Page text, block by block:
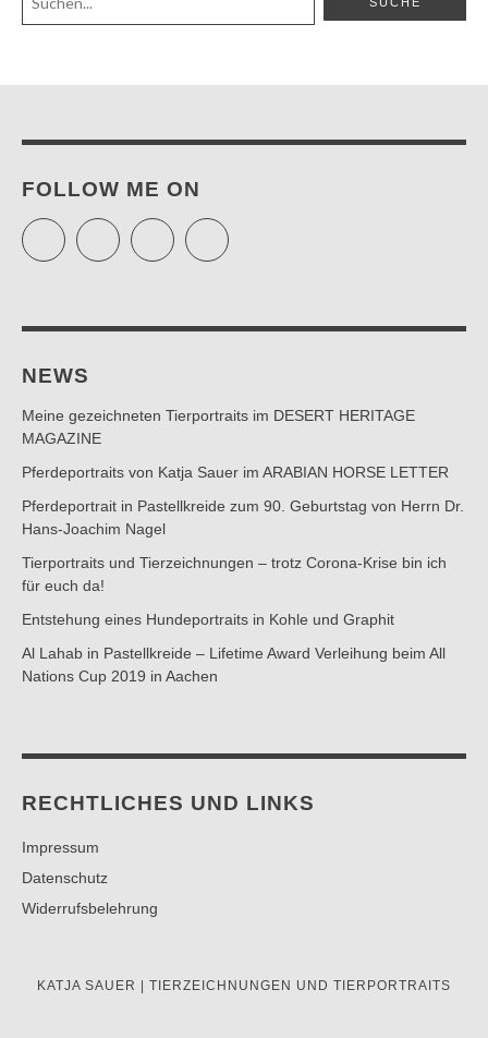
FOLLOW ME ON
Twitter FacebookInstagram
NEWS
Meine gezeichneten Tierportraits im DESERT HERITAGE
MAGAZINE
Pferdeportraits von Katja Sauer im ARABIAN HORSE LETTER
Pferdeportrait in Pastellkreide zum 90. Geburtstag von Herrn Dr.
Hans-Joachim Nagel
Tierportraits und Tierzeichnungen – trotz Corona-Krise bin ich
für euch da!
Entstehung eines Hundeportraits in Kohle und Graphit
Al Lahab in Pastellkreide – Lifetime Award Verleihung beim All
Nations Cup 2019 in Aachen
RECHTLICHES UND LINKS
Impressum
Datenschutz
Widerrufsbelehrung
KATJA SAUER | TIERZEICHNUNGEN UND TIERPORTRAITS